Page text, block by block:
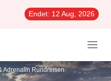
Endet: 12 Aug, 2026
Adrenalin Rundreisen